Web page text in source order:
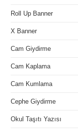
Roll Up Banner
X Banner
Cam Giydirme
Cam Kaplama
Cam Kumlama
Cephe Giydirme
Okul Taşıtı Yazısı